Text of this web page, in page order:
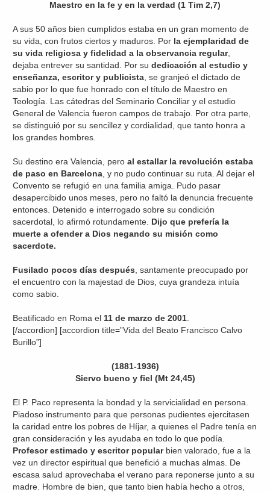
Maestro en la fe y en la verdad (1 Tim 2,7)
A sus 50 años bien cumplidos estaba en un gran momento de
su vida, con frutos ciertos y maduros. Por la ejemplaridad de
su vida religiosa y fidelidad a la observancia regular,
dejaba entrever su santidad. Por sudedicación al estudio y
enseñanza, escritor y publicista , se granjeó el dictado de
sabio por lo que fue honrado con el título de Maestro en
Teología. Las cátedras del Seminario Conciliar y el estudio
General de Valencia fueron campos de trabajo. Por otra parte,
se distinguió por su sencillez y cordialidad, que tanto honra a
los grandes hombres.
Su destino era Valencia, peroal estallar la revolución estaba
de paso en Barcelona , y no pudo continuar su ruta. Al dejar el
Convento se refugió en una familia amiga. Pudo pasar
desapercibido unos meses, pero no faltó la denuncia frecuente
entonces. Detenido e interrogado sobre su condición
sacerdotal, lo afirmó rotundamente. Dijo que prefería la
muerte a ofender a Dios negando su misión como
sacerdote.
Fusilado pocos días después , santamente preocupado por
el encuentro con la majestad de Dios, cuya grandeza intuía
como sabio.
Beatificado en Roma el 11 de marzo de 2001
[/accordion] [accordion title=”Vida del Beato Francisco Calvo
Burillo”]
(1881-1936)
Siervo bueno y fiel (Mt 24,45)
El P. Paco representa la bondad y la servicialidad en persona.
Piadoso instrumento para que personas pudientes ejercitasen
la caridad entre los pobres de Híjar, a quienes el Padre tenía en
gran consideración y les ayudaba en todo lo que podía.
Profesor estimado y escritor popularbien valorado, fue a la
vez un director espiritual que benefició a muchas almas. De
escasa salud aprovechaba el verano para reponerse junto a su
madre. Hombre de bien, que tanto bien había hecho a otros,